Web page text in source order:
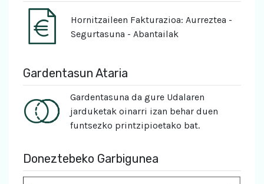
Hornitzaileen Fakturazioa: Aurreztea -
Segurtasuna - Abantailak
Gardentasun Ataria
Gardentasuna da gure Udalaren
jarduketak oinarri izan behar duen
funtsezko printzipioetako bat.
Doneztebeko Garbigunea